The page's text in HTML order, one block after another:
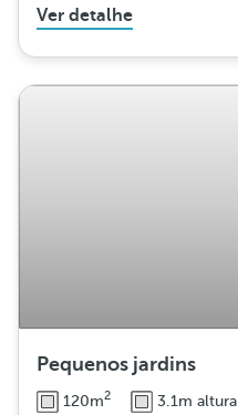
Ver detalhe
Pequenos jardins
120m2 3.1m altura